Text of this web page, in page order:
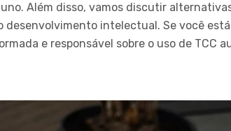
Além disso, vamos discutir
intelectual. Se você
e responsável sobre o uso de TCC